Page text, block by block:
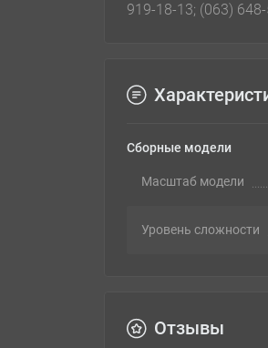
919-18-13; (063)
Сборные модели
Масштаб модели
Уровень сложности
Отзывы